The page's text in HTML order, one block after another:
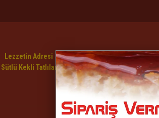
Lezzetin Adresi
Sütlü Kekli Tatlılar